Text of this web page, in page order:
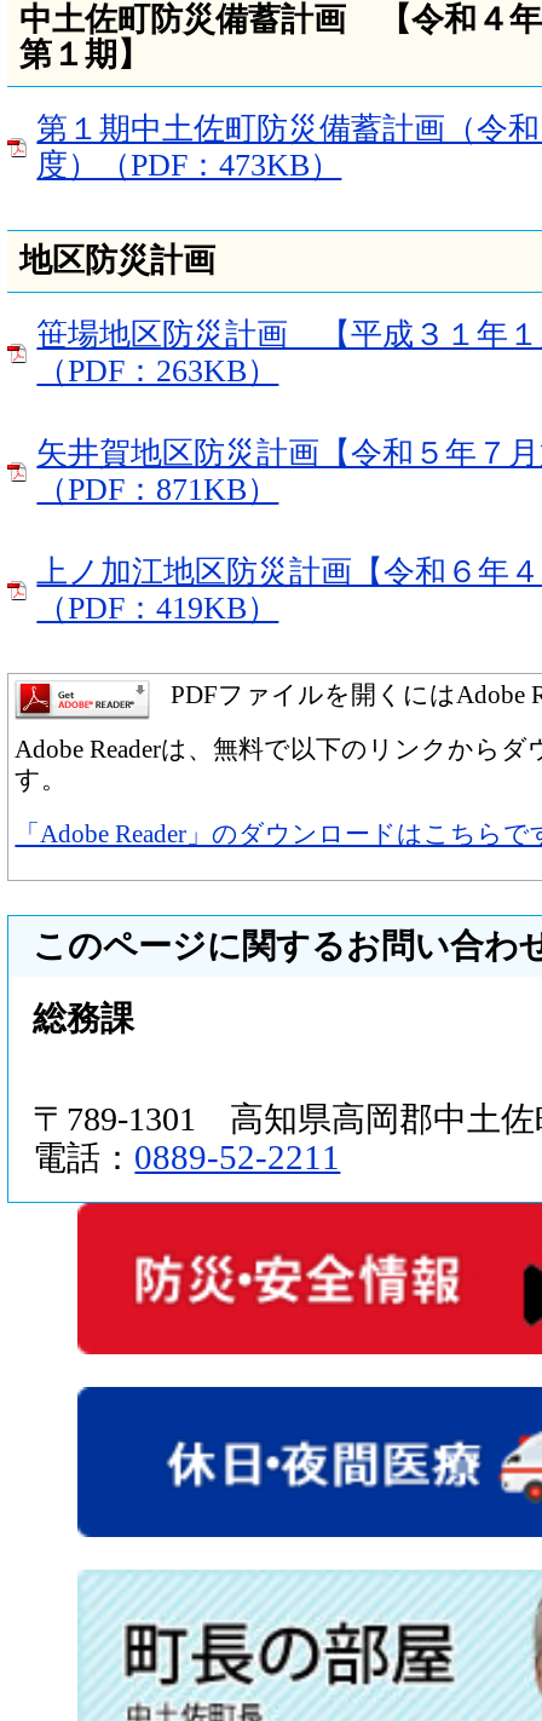
中土佐町防災備蓄計画 【令和４
第１期】
第１期中土佐町防災備蓄計画（令
度）（PDF：473KB）
地区防災計画
笹場地区防災計画 【平成３１年
（PDF：263KB）
矢井賀地区防災計画【令和５年７
（PDF：871KB）
上ノ加江地区防災計画【令和６年
（PDF：419KB）
PDFファイルを開くにはAdobe
Adobe Readerは、無料で以下のリンクから
す。
「Adobe Reader」のダウンロードはこちらで
このページに関するお問い合わ
総務課
〒789-1301 高知県高岡郡中土佐
電話： 0889-52-2211